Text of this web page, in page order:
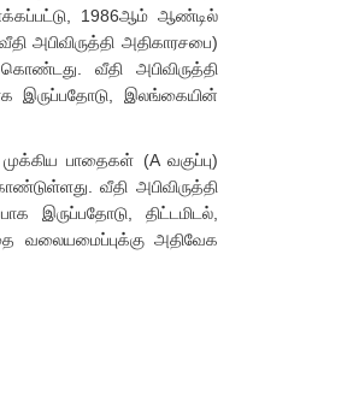
1986ஆம் ஆண்டில்
அபிவிருத்தி அதிகாரசபை)
வீதி அபிவிருத்தி
இருப்பதோடு, இலங்கையின்
பாதைகள் (A வகுப்பு)
வீதி அபிவிருத்தி
இருப்பதோடு, திட்டமிடல்,
வலையமைப்புக்கு அதிவேக